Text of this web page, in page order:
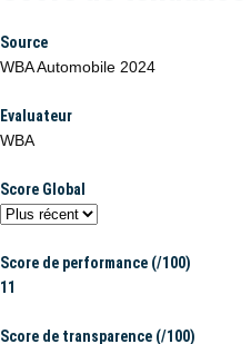
Source
WBA Automobile 2024
Evaluateur
WBA
Score Global
Score de performance (/100)
11
Score de transparence (/100)